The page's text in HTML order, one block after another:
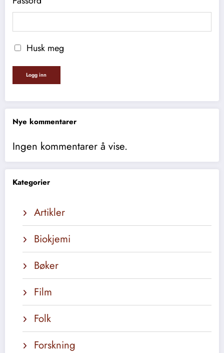
Husk meg
Nye kommentarer
Ingen kommentarer å vise.
Kategorier
Artikler
Biokjemi
Bøker
Film
Folk
Forskning